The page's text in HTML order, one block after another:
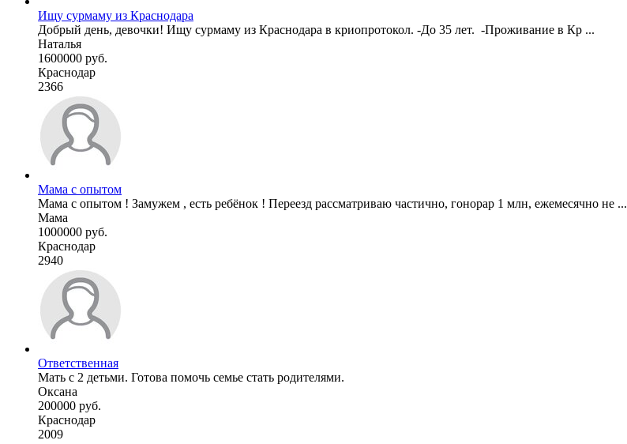
Ищу сурмаму из Краснодара
Добрый день, девочки! Ищу сурмаму из Краснодара в криопротокол. -До 35 лет. -Проживание в Кр ...
Наталья
1600000 руб.
Краснодар
2366
Мама с опытом
Мама с опытом ! Замужем , есть ребёнок ! Переезд рассматриваю частично, гонорар 1 млн, ежемесячно не ...
Мама
1000000 руб.
Краснодар
2940
Ответственная
Мать с 2 детьми. Готова помочь семье стать родителями.
Оксана
200000 руб.
Краснодар
2009